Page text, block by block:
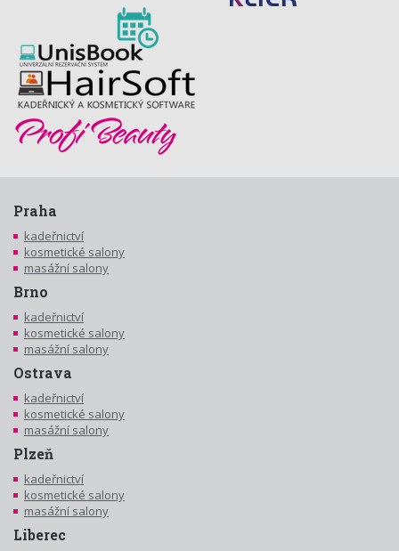
Praha
kadeřnictví
kosmetické salony
masážní salony
Brno
kadeřnictví
kosmetické salony
masážní salony
Ostrava
kadeřnictví
kosmetické salony
masážní salony
Plzeň
kadeřnictví
kosmetické salony
masážní salony
Liberec